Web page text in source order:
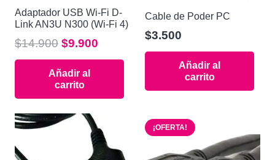
Adaptador USB Wi-Fi D-
Link AN3U N300 (Wi-Fi 4)
$14.900 El
precio
original
era:
$9.900
precio
Añadir al
carrito
Cable de Poder PC
$3.500
Añadir al
carrito
¡OFERTA!